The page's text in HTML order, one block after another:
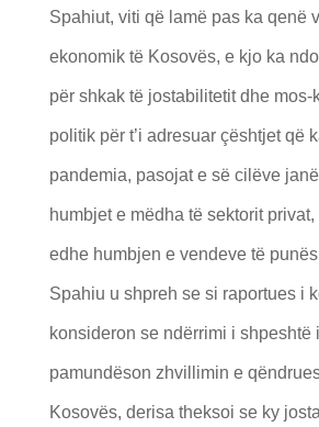
Spahiut, viti që lamë pas ka qenë
ekonomik të Kosovës, e kjo ka
për shkak të jostabilitetit dhe mos-
politik për t’i adresuar çështjet që
pandemia, pasojat e së cilëve
humbjet e mëdha të sektorit
edhe humbjen e vendeve të
Spahiu u shpreh se si raportues i
konsideron se ndërrimi i shpeshtë
pamundëson zhvillimin e
Kosovës, derisa theksoi se ky